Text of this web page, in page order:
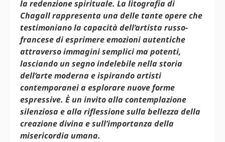
la redenzione spirituale. La litografia di
Chagall rappresenta una delle tante opere che
testimoniano la capacità dell’artista russo-
francese di esprimere emozioni autentiche
attraverso immagini semplici ma potenti,
lasciando un segno indelebile nella storia
dell’arte moderna e ispirando artisti
contemporanei a esplorare nuove forme
espressive. È un invito alla contemplazione
silenziosa e alla riflessione sulla bellezza della
creazione divina e sull’importanza della
misericordia umana.